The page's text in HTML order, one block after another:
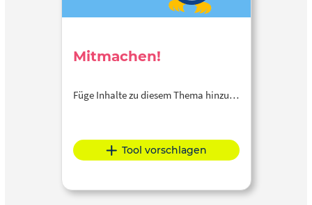
Mitmachen!
Füge Inhalte zu diesem Thema hinzu…
Tool vorschlagen